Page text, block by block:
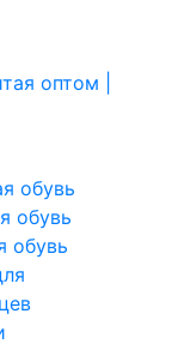
обувь
обувь
обувь